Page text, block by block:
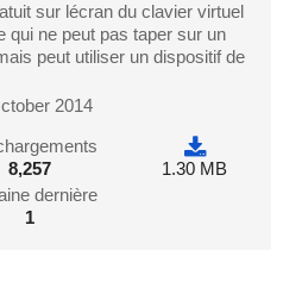
sur lécran du clavier virtuel
qui ne peut pas taper sur un
peut utiliser un dispositif de
2014
8,257
dernière
1
1.30 MB